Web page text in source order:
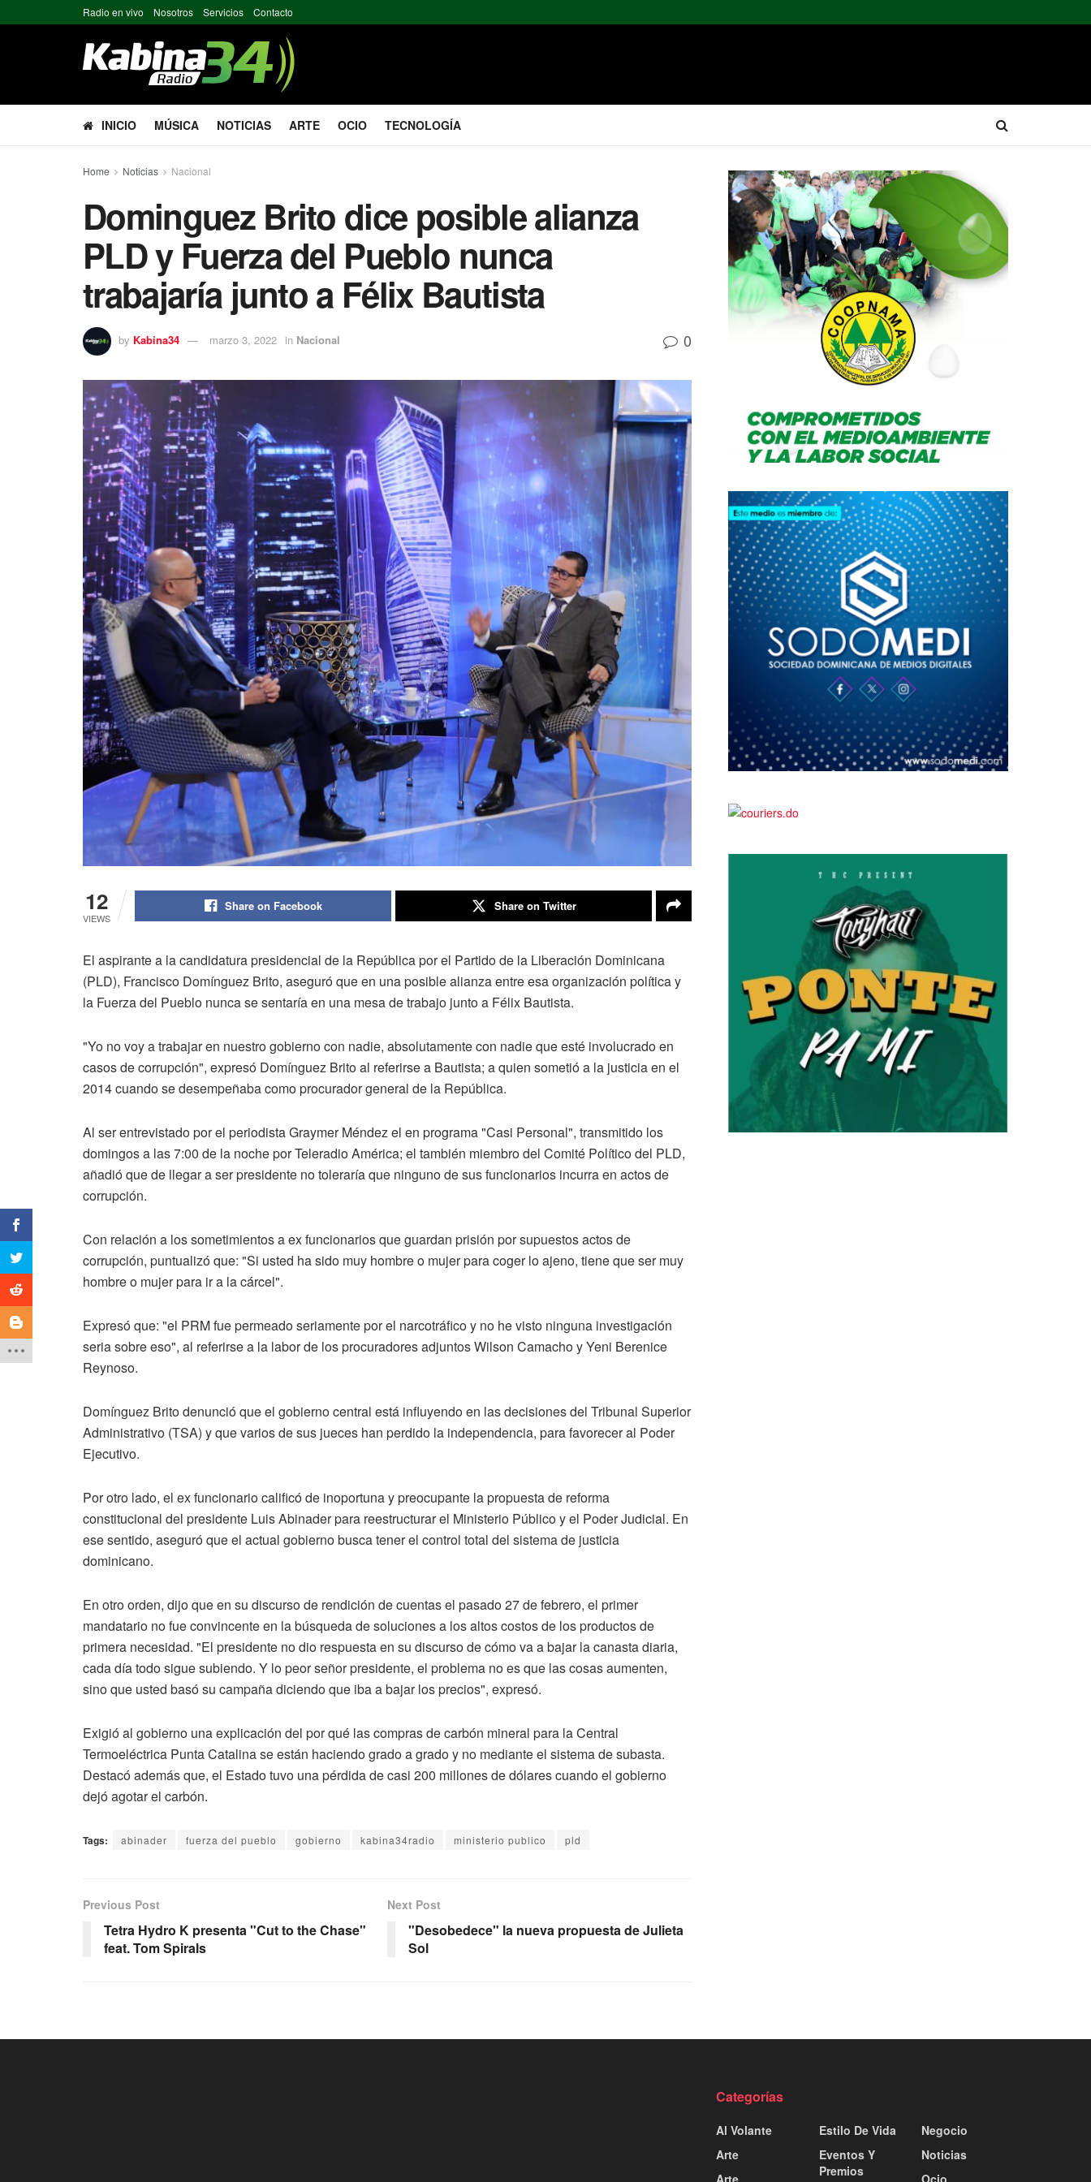
Radio en vivo Nosotros Servicios Contacto
INICIO MÚSICA NOTICIAS ARTE OCIO TECNOLOGÍA
Home Noticias Nacional
Dominguez Brito dice posible alianza
PLD y Fuerza del Pueblo nunca
trabajaría junto a Félix Bautista
by Kabina34 marzo 3, 2022 in Nacional 0
12
VIEWS
Share on Facebook Share on Twitter
El aspirante a la candidatura presidencial de la República por el Partido de la Liberación Dominicana
(PLD), Francisco Domínguez Brito, aseguró que en una posible alianza entre esa organización política y
la Fuerza del Pueblo nunca se sentaría en una mesa de trabajo junto a Félix Bautista.
"Yo no voy a trabajar en nuestro gobierno con nadie, absolutamente con nadie que esté involucrado en
casos de corrupción", expresó Domínguez Brito al referirse a Bautista; a quien sometió a la justicia en el
2014 cuando se desempeñaba como procurador general de la República.
Al ser entrevistado por el periodista Graymer Méndez el en programa "Casi Personal", transmitido los
domingos a las 7:00 de la noche por Teleradio América; el también miembro del Comité Político del PLD,
añadió que de llegar a ser presidente no toleraría que ninguno de sus funcionarios incurra en actos de
corrupción.
Con relación a los sometimientos a ex funcionarios que guardan prisión por supuestos actos de
corrupción, puntualizó que: "Si usted ha sido muy hombre o mujer para coger lo ajeno, tiene que ser muy
hombre o mujer para ir a la cárcel".
Expresó que: "el PRM fue permeado seriamente por el narcotráfico y no he visto ninguna investigación
seria sobre eso", al referirse a la labor de los procuradores adjuntos Wilson Camacho y Yeni Berenice
Reynoso.
Domínguez Brito denunció que el gobierno central está influyendo en las decisiones del Tribunal Superior
Administrativo (TSA) y que varios de sus jueces han perdido la independencia, para favorecer al Poder
Ejecutivo.
Por otro lado, el ex funcionario calificó de inoportuna y preocupante la propuesta de reforma
constitucional del presidente Luis Abinader para reestructurar el Ministerio Público y el Poder Judicial. En
ese sentido, aseguró que el actual gobierno busca tener el control total del sistema de justicia
dominicano.
En otro orden, dijo que en su discurso de rendición de cuentas el pasado 27 de febrero, el primer
mandatario no fue convincente en la búsqueda de soluciones a los altos costos de los productos de
primera necesidad. "El presidente no dio respuesta en su discurso de cómo va a bajar la canasta diaria,
cada día todo sigue subiendo. Y lo peor señor presidente, el problema no es que las cosas aumenten,
sino que usted basó su campaña diciendo que iba a bajar los precios", expresó.
Exigió al gobierno una explicación del por qué las compras de carbón mineral para la Central
Termoeléctrica Punta Catalina se están haciendo grado a grado y no mediante el sistema de subasta.
Destacó además que, el Estado tuvo una pérdida de casi 200 millones de dólares cuando el gobierno
dejó agotar el carbón.
Tags: abinader fuerza del pueblo gobierno kabina34radio ministerio publico pld
Previous Post
Tetra Hydro K presenta "Cut to the Chase"
feat. Tom Spirals
Next Post
"Desobedece" la nueva propuesta de Julieta
Sol
Categorías
Al Volante
Arte
Estilo De Vida
Eventos Y
Premios
Negocio
Noticias